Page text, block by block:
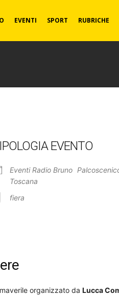
EVENTI SPORT RUBRICHE
EVENTO
Eventi Radio Bruno
Toscana
fiera
organizzato da Lucca